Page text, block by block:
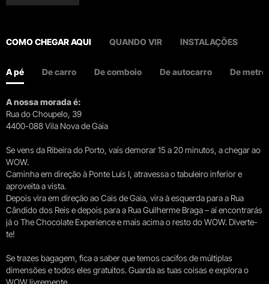
COMO CHEGAR AQUI QUANDO VIR INSTALAÇÕES
A pé De carro De comboio De autocarro De metro
A nossa morada é:
Rua do Choupelo, 39
4400-088 Vila Nova de Gaia
Se vens da Ribeira do Porto, vais demorar 15 a 20 minutos, a chegar ao
WOW.
Caminha em direção à Ponte Luís I, atravessa o tabuleiro inferior e
aproveita a vista.
Depois vira em direção ao Cais de Gaia, vira à esquerda para a Rua
Cândido dos Reis e depois para a Rua Guilherme Braga – aí encontrarás
já o The Chocolate Experience e mais acima o resto do WOW. Diverte-
te!
Se trazes bagagem, fica a saber que temos cacifos de múltiplas
dimensões e todos eles gratuitos. Guarda as tuas coisas e explora o
WOW livremente.